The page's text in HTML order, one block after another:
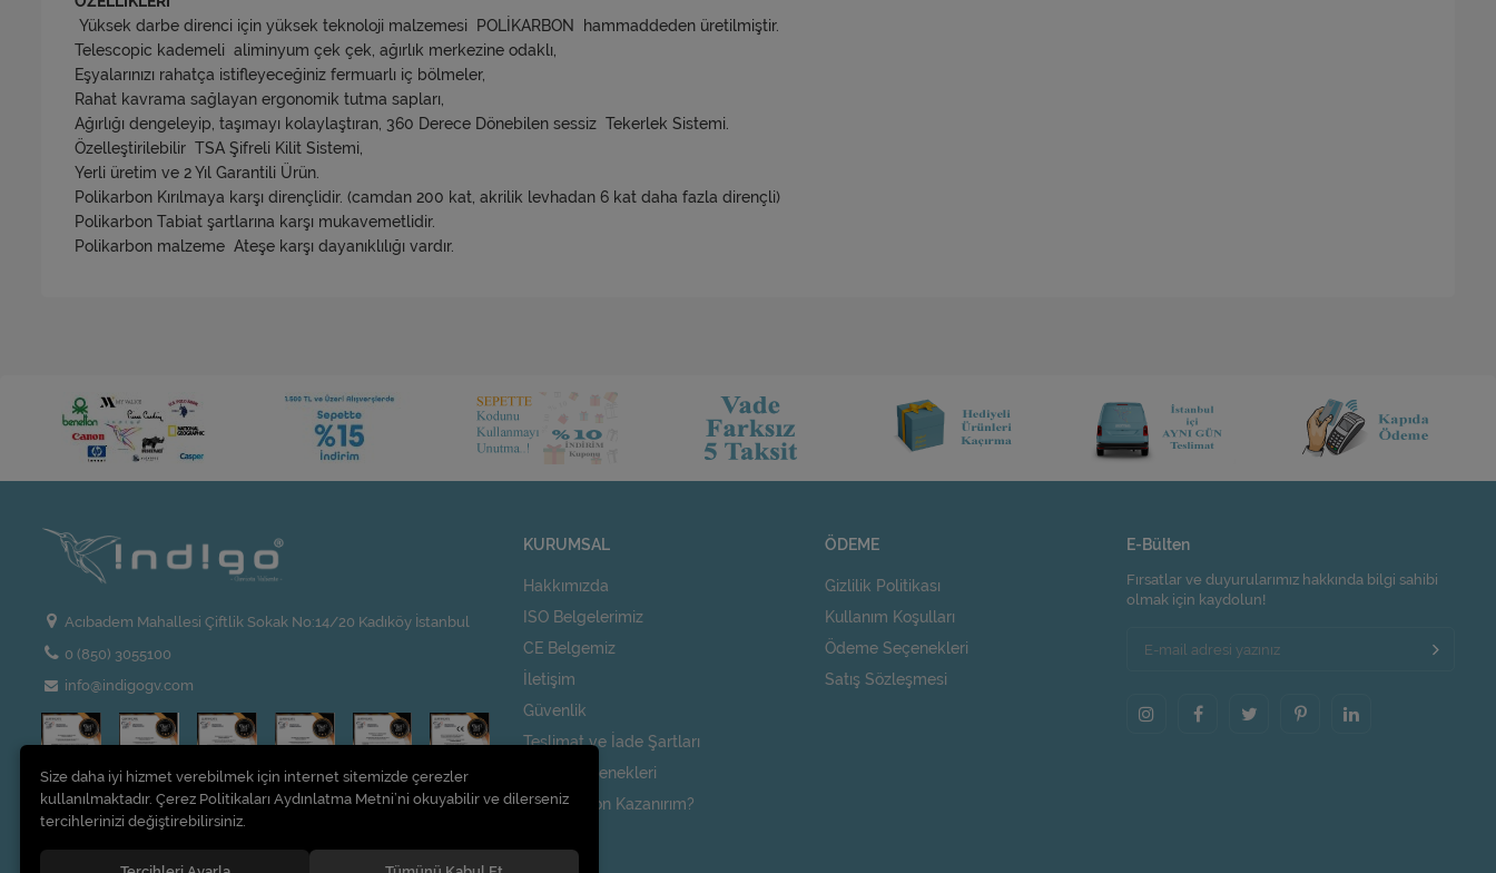
Yüksek darbe direnci için yüksek teknoloji malzemesi POLİKARBON hammaddeden üretilmiştir.
Telescopic kademeli aliminyum çek çek, ağırlık merkezine odaklı,
Eşyalarınızı rahatça istifleyeceğiniz fermuarlı iç bölmeler,
Rahat kavrama sağlayan ergonomik tutma sapları,
Ağırlığı dengeleyip, taşımayı kolaylaştıran, 360 Derece Dönebilen sessiz Tekerlek Sistemi.
Özelleştirilebilir TSA Şifreli Kilit Sistemi,
Yerli üretim ve 2 Yıl Garantili Ürün.
Polikarbon Kırılmaya karşı dirençlidir. (camdan 200 kat, akrilik levhadan 6 kat daha fazla dirençli)
Polikarbon Tabiat şartlarına karşı mukavemetlidir.
Polikarbon malzeme Ateşe karşı dayanıklılığı vardır.
Acıbadem Mahallesi Çiftlik Sokak No:14/20 Kadıköy İstanbul
0 (850) 3055100
info@indigogv.com
E-Bülten
Fırsatlar ve duyurularımız hakkında bilgi sahibi
olmak için kaydolun!
KURUMSAL
Hakkımızda
ISO Belgelerimiz
CE Belgemiz
İletişim
Güvenlik
Teslimat ve İade Şartları
Kargo Seçenekleri
Nasıl Kupon Kazanırım?
ÖDEME
Gizlilik Politikası
Kullanım Koşulları
Ödeme Seçenekleri
Satış Sözleşmesi
Size daha iyi hizmet verebilmek için internet sitemizde çerezler
kullanılmaktadır. Çerez Politikaları Aydınlatma Metni’ni okuyabilir ve dilerseniz
tercihlerinizi değiştirebilirsiniz.